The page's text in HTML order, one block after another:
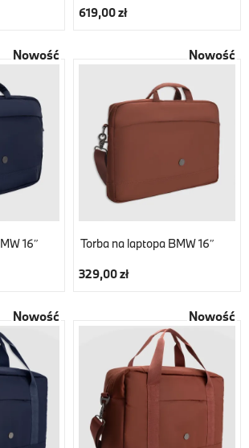
619,00 zł
Nowość
16″
Nowość
Torba na laptopa BMW 16″
329,00 zł
Nowość Nowość